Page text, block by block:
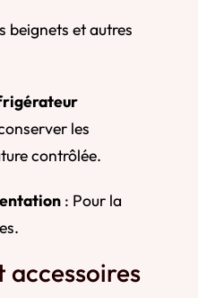
beignets et autres
les
contrôlée.
: Pour la
accessoires